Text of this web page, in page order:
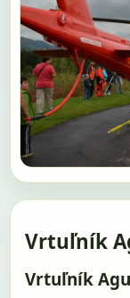
Vrtuľník
Vrtuľník